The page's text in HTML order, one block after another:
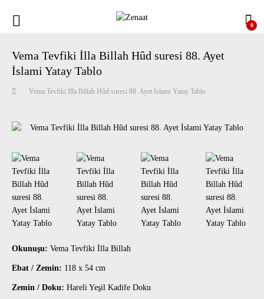
0
Vema Tevfiki İlla Billah Hûd suresi 88. Ayet
İslami Yatay Tablo
Vema Tevfiki İlla Billah Hûd suresi 88. Ayet İslami Yatay Tablo
Okunuşu: Vema Tevfiki İlla Billah
Ebat / Zemin: 118 x 54 cm
Zemin / Doku: Hareli Yeşil Kadife Doku